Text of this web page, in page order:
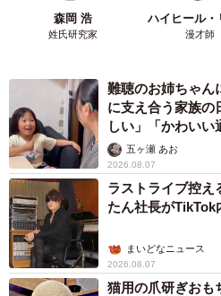
森岡 浩
姓氏研究家
ハイヒール・
漫才師
難聴のお姉ちゃ
に支え合う家族の
しい」「かわいい
五ヶ瀬 あお
2026.08.07
ラストライブ控
たん社長がTikTok
まいどなニュース
2026.08.07
猫用の爪研ぎお